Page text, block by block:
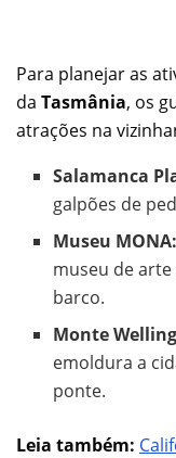
Para planejar as
da Tasmânia, os
atrações na
Salamanca
galpões de
Museu MONA:
museu de
barco.
Monte
emoldura a
ponte.
Leia também: